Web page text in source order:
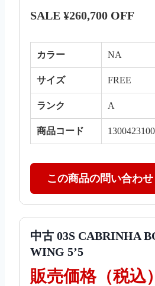
SALE ¥260,700 OFF
カラー NA
サイズ FREE
ランク A
商品コード
この商品の問い合わせ
中古 03S CABRINHA
WING 5’5
販売価格（税込）